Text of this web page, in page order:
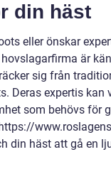
din häst
eller önskar
är
sig från
Deras expertis
som behövs för
din häst att gå en